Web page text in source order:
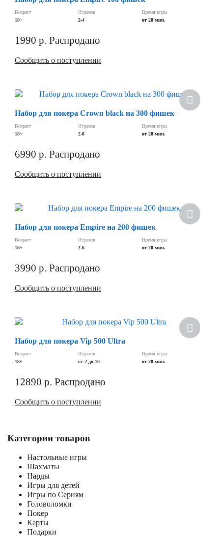
Возраст
18+
Игроков
2-4
Время игры
от 20 мин.
1990 р. Распродано
Сообщить о поступлении
Набор для покера Crown black на 300 фишек
Возраст
18+
Игроков
2-8
Время игры
от 20 мин.
6990 р. Распродано
Сообщить о поступлении
Скидка
Набор для покера Empire на 200 фишек
Возраст
18+
Игроков
2-6
Время игры
от 20 мин.
3990 р. Распродано
Сообщить о поступлении
Набор для покера Vip 500 Ultra
Возраст
18+
Игроков
от 2 до 10
Время игры
от 20 мин.
12890 р. Распродано
Сообщить о поступлении
Категории товаров
Настольные игры
Шахматы
Нарды
Игры для детей
Игры по Сериям
Головоломки
Покер
Карты
Подарки